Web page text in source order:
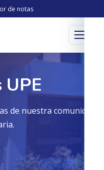
de notas
Menú
UPE
de nuestra comunidad